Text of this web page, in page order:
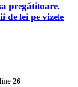
pregătitoare.
de lei pe vizele
26